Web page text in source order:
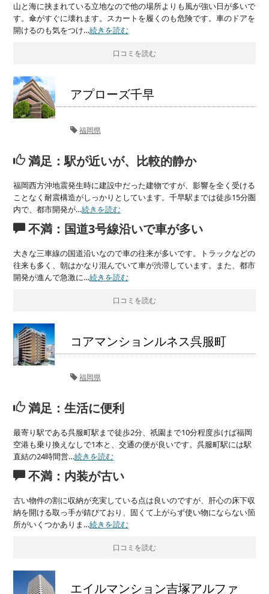
山と海に挟まれている立地なので他の場所よりも風が強い日が多いで
す。傘がすぐに壊れます。スカートを履くのも危険です。車のドアを
開けるのも気をつけ…続きを読む
口コミを読む
アプローズ千早
福岡県
満足：駅が近いが、比較的静か
福岡西方沖地震発生時に建設中だった建物ですが、影響を全く受ける
ことなく耐震構造がしっかりとしています。千早駅までは徒歩15分圏
内で、都市開発が…続きを読む
不満：国道3号線沿いで車が多い
大きな三車線の国道沿いなので車の往来が多いです。トラックなどの
往来も多く、朝はかなり混んでいて車が渋滞しています。また、都市
開発が進んで急激に…続きを読む
口コミを読む
コアマンションルネス呉服町
福岡県
満足：生活に便利
最寄り駅である呉服町駅まで徒歩2分、祇園まで10分程度歩けば福岡
空港も乗り換えなしで1本と、交通の便が良いです。呉服町駅には駅
直結の24時間営…続きを読む
不満：内装が古い
古い物件の割に収納が充実している点は良いのですが、肝心の床下収
納を開ける取っ手が錆びており、固くて上がらず使い物にならない箇
所がいくつかありま…続きを読む
口コミを読む
エイルマンション吉塚アルファ